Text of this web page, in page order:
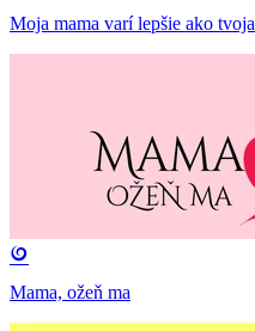
Moja mama varí lepšie ako tvoja
Mama, ožeň ma